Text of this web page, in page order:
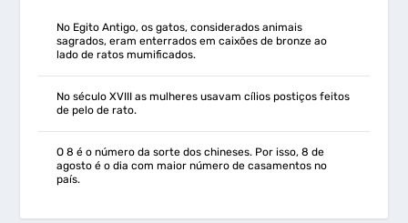
No Egito Antigo, os gatos, considerados animais
sagrados, eram enterrados em caixões de bronze ao
lado de ratos mumificados.
No século XVIII as mulheres usavam cílios postiços feitos
de pelo de rato.
O 8 é o número da sorte dos chineses. Por isso, 8 de
agosto é o dia com maior número de casamentos no
país.